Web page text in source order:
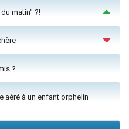
matin" ?!
?
aéré à un enfant orphelin